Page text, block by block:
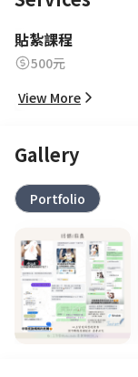
貼紮課程
500元
View More
Gallery
Portfolio